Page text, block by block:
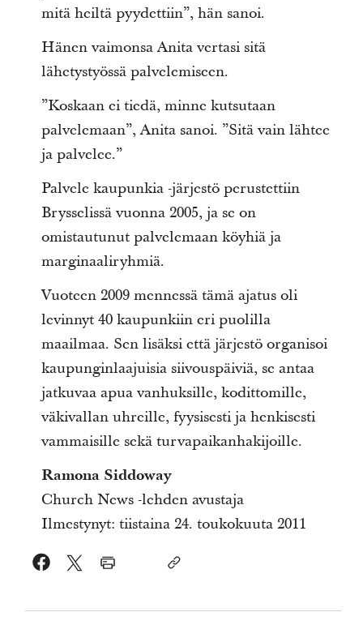
mitä heiltä pyydettiin”, hän sanoi.
Hänen vaimonsa Anita vertasi sitä
lähetystyössä palvelemiseen.
”Koskaan ei tiedä, minne kutsutaan
palvelemaan”, Anita sanoi. ”Sitä vain lähtee
ja palvelee.”
Palvele kaupunkia -järjestö perustettiin
Brysselissä vuonna 2005, ja se on
omistautunut palvelemaan köyhiä ja
marginaaliryhmiä.
Vuoteen 2009 mennessä tämä ajatus oli
levinnyt 40 kaupunkiin eri puolilla
maailmaa. Sen lisäksi että järjestö organisoi
kaupunginlaajuisia siivouspäiviä, se antaa
jatkuvaa apua vanhuksille, kodittomille,
väkivallan uhreille, fyysisesti ja henkisesti
vammaisille sekä turvapaikanhakijoille.
Ramona Siddoway
Church News -lehden avustaja
Ilmestynyt: tiistaina 24. toukokuuta 2011